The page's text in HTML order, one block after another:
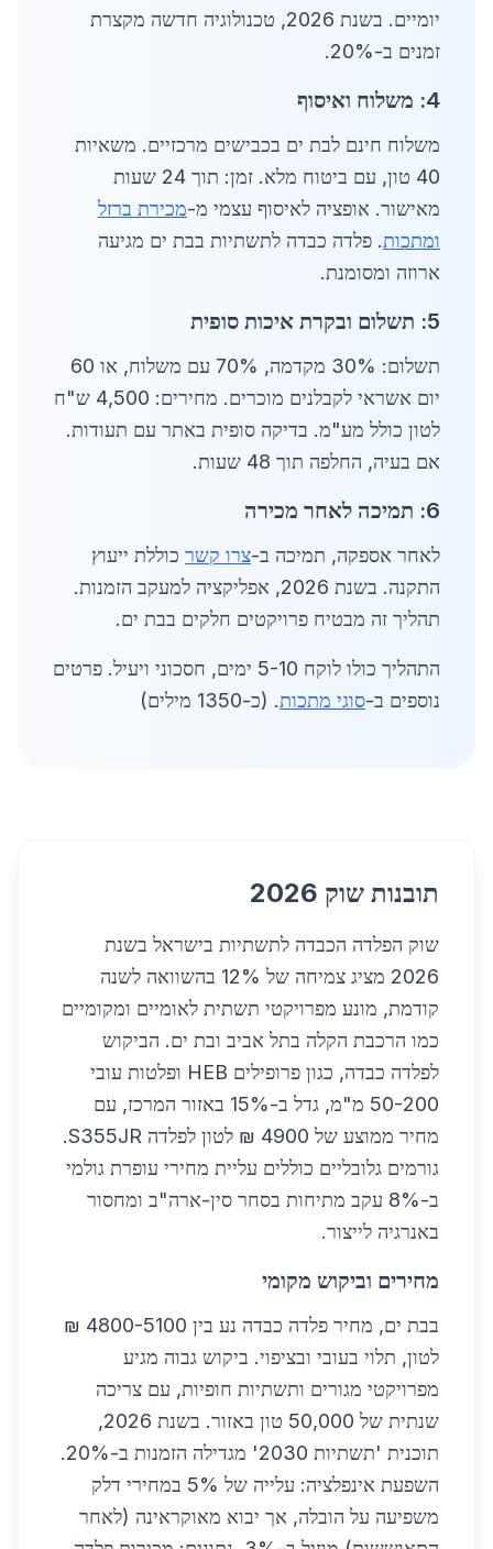
יומיים. בשנת 2026, טכנולוגיה חדשה מקצרת
זמנים ב-20%.
4: משלוח ואיסוף
משלוח חינם לבת ים בכבישים מרכזיים. משאיות
40 טון, עם ביטוח מלא. זמן: תוך 24 שעות
מאישור. אופציה לאיסוף עצמי מ-מכירת ברזל
ומתכות. פלדה כבדה לתשתיות בבת ים מגיעה
ארוזה ומסומנת.
5: תשלום ובקרת איכות סופית
תשלום: 30% מקדמה, 70% עם משלוח, או 60
יום אשראי לקבלנים מוכרים. מחירים: 4,500 ש"ח
לטון כולל מע"מ. בדיקה סופית באתר עם תעודות.
אם בעיה, החלפה תוך 48 שעות.
6: תמיכה לאחר מכירה
לאחר אספקה, תמיכה ב-צרו קשר כוללת ייעוץ
התקנה. בשנת 2026, אפליקציה למעקב הזמנות.
תהליך זה מבטיח פרויקטים חלקים בבת ים.
התהליך כולו לוקח 5-10 ימים, חסכוני ויעיל. פרטים
נוספים ב-סוגי מתכות. (כ-1350 מילים)
תובנות שוק 2026
שוק הפלדה הכבדה לתשתיות בישראל בשנת
2026 מציג צמיחה של 12% בהשוואה לשנה
קודמת, מונע מפרויקטי תשתית לאומיים ומקומיים
כמו הרכבת הקלה בתל אביב ובת ים. הביקוש
לפלדה כבדה, כגון פרופילים HEB ופלטות עובי
50-200 מ"מ, גדל ב-15% באזור המרכז, עם
מחיר ממוצע של 4900 ₪ לטון לפלדה S355JR.
גורמים גלובליים כוללים עליית מחירי עופרת גולמי
ב-8% עקב מתיחות בסחר סין-ארה"ב ומחסור
באנרגיה לייצור.
מחירים וביקוש מקומי
בבת ים, מחיר פלדה כבדה נע בין 4800-5100 ₪
לטון, תלוי בעובי ובציפוי. ביקוש גבוה מגיע
מפרויקטי מגורים ותשתיות חופיות, עם צריכה
שנתית של 50,000 טון באזור. בשנת 2026,
תוכנית 'תשתיות 2030' מגדילה הזמנות ב-20%.
השפעת אינפלציה: עלייה של 5% במחירי דלק
משפיעה על הובלה, אך יבוא מאוקראינה (לאחר